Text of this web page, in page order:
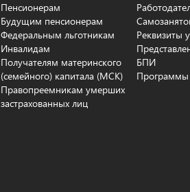
Пенсионерам
Будущим пенсионерам
Федеральным льготникам
Инвалидам
Получателям материнского
(семейного) капитала (МСК)
Правопреемникам умерших
застрахованных лиц
Реквизиты
БПИ
Программы